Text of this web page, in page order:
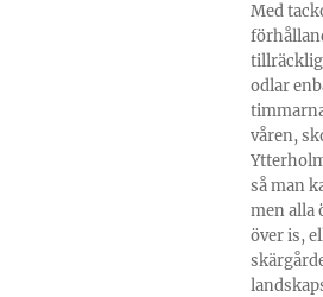
Med
odlar
våren,
så man
men alla
över is,